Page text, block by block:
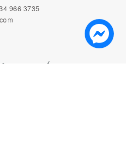
Food
Food, chuyên cung cấp nguyên
Dạy pha chế miễn phí cho
quốc
Nhơn Phú, Phước Long B, Quận